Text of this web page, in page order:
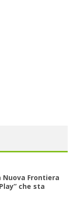
Nuova Frontiera
che sta